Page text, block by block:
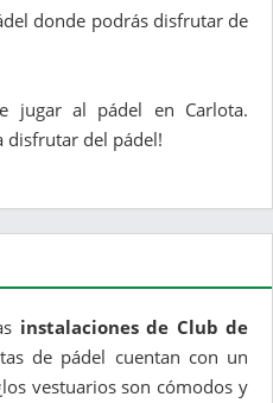
donde podrás disfrutar de
jugar al pádel en Carlota.
disfrutar del pádel!
instalaciones de Club de
de pádel cuentan con un
vestuarios son cómodos y